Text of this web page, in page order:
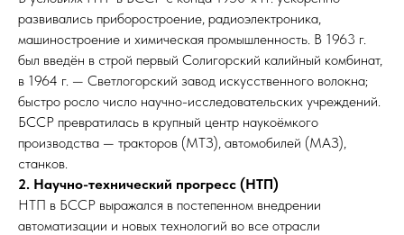
развивались приборостроение, радиоэлектроника,
машиностроение и химическая промышленность. В 1963 г.
был введён в строй первый Солигорский калийный комбинат,
в 1964 г. — Светлогорский завод искусственного волокна;
быстро росло число научно-исследовательских учреждений.
БССР превратилась в крупный центр наукоёмкого
производства — тракторов (МТЗ), автомобилей (МАЗ),
станков.
2. Научно-технический прогресс (НТП)
НТП в БССР выражался в постепенном внедрении
автоматизации и новых технологий во все отрасли